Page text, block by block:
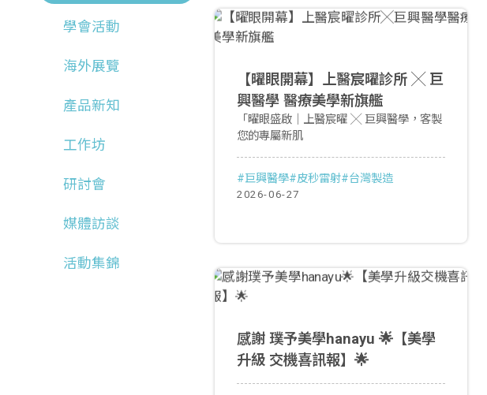
學會活動
海外展覽
產品新知
工作坊
研討會
媒體訪談
活動集錦
【曜眼開幕】上醫宸曜診所 ╳ 巨
興醫學 醫療美學新旗艦
「曜眼盛啟｜上醫宸曜 ╳ 巨興醫學，客製
您的專屬新肌
#巨興醫學#皮秒雷射#台灣製造
2026-06-27
感謝 璞予美學hanayu 🌟【美學
升級 交機喜訊報】🌟